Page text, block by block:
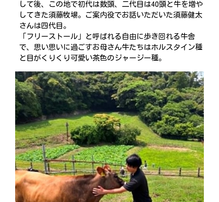
して後、この地で初代は数頭、二代目は40頭と牛を増や
してきた須藤牧場。ご案内役でお話いただいた須藤健太
さんは四代目。
「フリーストール」と呼ばれる自由に歩き回れる牛舎
で、思い思いに過ごすお母さん牛たちはホルスタイン種
と目がくりくり可愛い茶色のジャージー種。